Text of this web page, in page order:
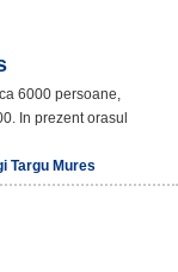
6000 persoane,
In prezent orasul
Targu Mures